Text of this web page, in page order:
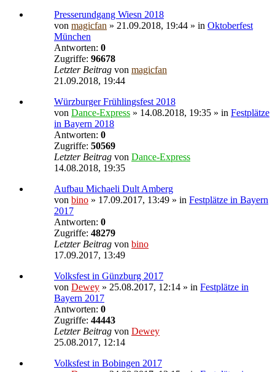
Presserundgang Wiesn 2018
von magicfan » 21.09.2018, 19:44 » in Oktoberfest
München
Antworten: 0
Zugriffe: 96678
Letzter Beitrag von magicfan
21.09.2018, 19:44
Würzburger Frühlingsfest 2018
von Dance-Express » 14.08.2018, 19:35 » in Festplätze
in Bayern 2018
Antworten: 0
Zugriffe: 50569
Letzter Beitrag von Dance-Express
14.08.2018, 19:35
Aufbau Michaeli Dult Amberg
von bino » 17.09.2017, 13:49 » in Festplätze in Bayern
2017
Antworten: 0
Zugriffe: 48279
Letzter Beitrag von bino
17.09.2017, 13:49
Volksfest in Günzburg 2017
von Dewey » 25.08.2017, 12:14 » in Festplätze in
Bayern 2017
Antworten: 0
Zugriffe: 44443
Letzter Beitrag von Dewey
25.08.2017, 12:14
Volksfest in Bobingen 2017